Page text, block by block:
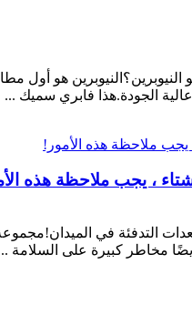
الجودة.هذا فابري سميك ...
، يجب ملاحظة هذه
التدفئة في
أيضًا مخاطر كبيرة على السلامة